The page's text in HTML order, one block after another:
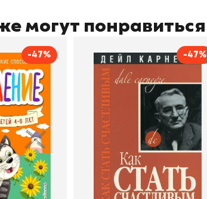
могут понравиться
-47%
Шкляревская
Эксмодетство
-47%
Как стать счастливым
Автор
Дейл Карнеги
Издательство
Попурри, Минск
В корзину